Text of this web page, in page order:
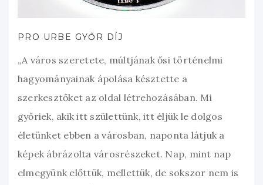
PRO URBE GYŐR DÍJ
„A város szeretete, múltjának ősi történelmi
hagyományainak ápolása késztette a
szerkesztőket az oldal létrehozásában. Mi
győriek, akik itt születtünk, itt éljük le dolgos
életünket ebben a városban, naponta látjuk a
képek ábrázolta városrészeket. Nap, mint nap
elmegyünk előttük, mellettük, de sokszor nem is